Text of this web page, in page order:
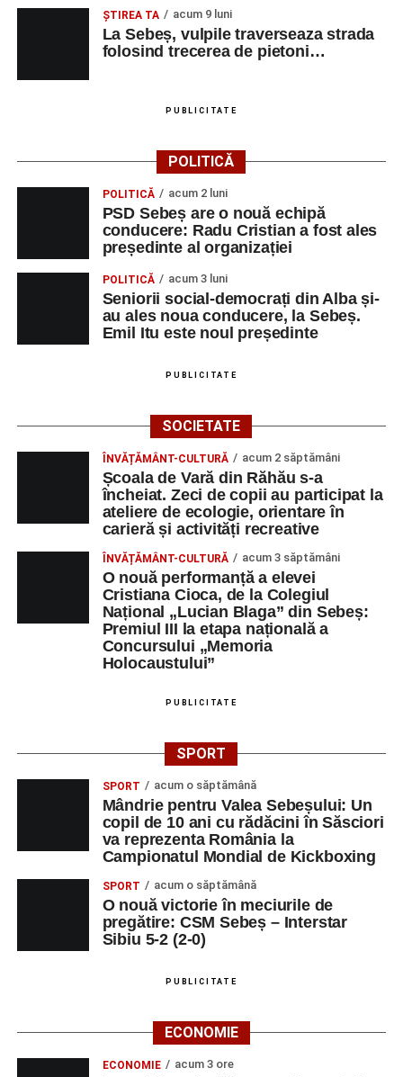
ŞTIREA TA acum 9 luni
La Sebeș, vulpile traverseaza strada
folosind trecerea de pietoni…
PUBLICITATE
POLITICĂ
POLITICĂ acum 2 luni
PSD Sebeș are o nouă echipă
conducere: Radu Cristian a fost ales
președinte al organizației
POLITICĂ acum 3 luni
Seniorii social-democrați din Alba și-
au ales noua conducere, la Sebeș.
Emil Itu este noul președinte
PUBLICITATE
SOCIETATE
ÎNVĂȚĂMÂNT-CULTURĂ acum 2 săptămâni
Școala de Vară din Răhău s-a
încheiat. Zeci de copii au participat la
ateliere de ecologie, orientare în
carieră și activități recreative
ÎNVĂȚĂMÂNT-CULTURĂ acum 3 săptămâni
O nouă performanță a elevei
Cristiana Cioca, de la Colegiul
Național „Lucian Blaga” din Sebeș:
Premiul III la etapa națională a
Concursului „Memoria
Holocaustului”
PUBLICITATE
SPORT
SPORT acum o săptămână
Mândrie pentru Valea Sebeșului: Un
copil de 10 ani cu rădăcini în Săsciori
va reprezenta România la
Campionatul Mondial de Kickboxing
SPORT acum o săptămână
O nouă victorie în meciurile de
pregătire: CSM Sebeș – Interstar
Sibiu 5-2 (2-0)
PUBLICITATE
ECONOMIE
ECONOMIE acum 3 ore